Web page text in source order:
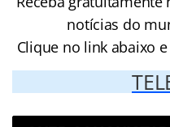
notícias do
Clique no link abaixo